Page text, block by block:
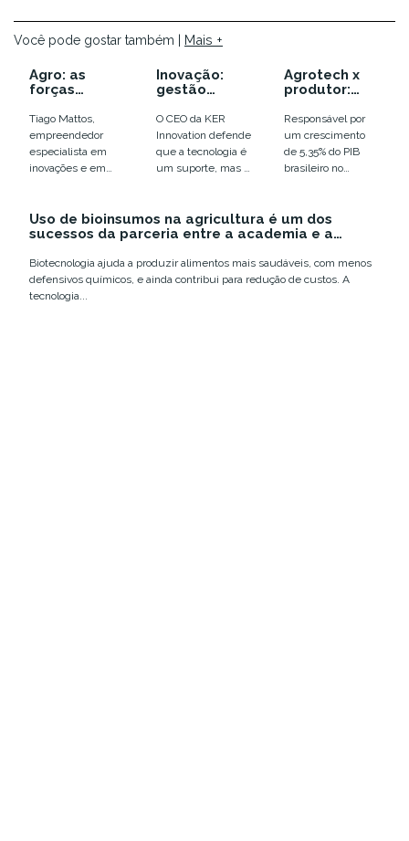
Você pode gostar também | Mais +
Agro: as
forças
do futuro
precisam fluir
a favor da
inovação
Tiago Mattos,
empreendedor
especialista em
inovações e em
indo e como se
desenha este
Inovação:
gestão
a com
colaborador
es em busca
de soluções
para os
O CEO da KER
Innovation defende
que a tecnologia é
um suporte, mas a
Agrotech x
produtor:
esse
mercado?
Responsável por
um crescimento
de 5,35% do PIB
brasileiro no
agronegócio tem
impulsionado a...
Uso de bioinsumos na agricultura é um dos
sucessos da parceria entre a academia e a
Biotecnologia ajuda a produzir alimentos mais saudáveis, com menos
defensivos químicos, e ainda contribui para redução de custos. A
tecnologia...